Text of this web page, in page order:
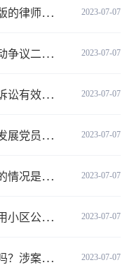
2023-07-07
真的吗？
2023-07-07
以上诉吗？
2023-07-07
是多久？
2023-07-07
？ 全球消息
2023-07-07
候可以再起诉？
2023-07-07
违法吗？
2023-07-07
可以立案？